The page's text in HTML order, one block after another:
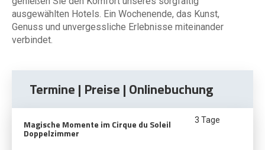
ausgewählten Hotels. Ein Wochenende, das Kunst,
Genuss und unvergessliche Erlebnisse miteinander
verbindet.
Termine | Preise | Onlinebuchung
Magische Momente im Cirque du Soleil
Doppelzimmer
3 Tage